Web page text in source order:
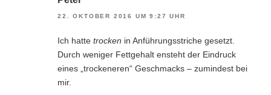
22. OKTOBER 2016 UM 9:27 UHR
Ich hatte trocken in Anführungsstriche gesetzt.
Durch weniger Fettgehalt ensteht der Eindruck
eines „trockeneren“ Geschmacks – zumindest bei
mir.